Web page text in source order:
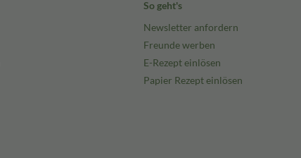
So geht's
Newsletter anfordern
Freunde werben
E-Rezept einlösen
Papier Rezept einlösen